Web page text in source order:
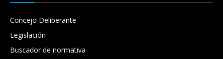
Concejo Deliberante
Legislación
Buscador de normativa